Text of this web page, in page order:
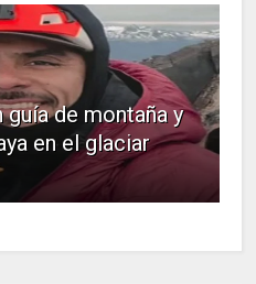
guía de montaña y
en el glaciar